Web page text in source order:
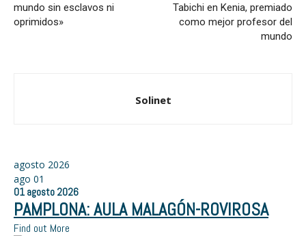
mundo sin esclavos ni
oprimidos»
Tabichi en Kenia, premiado
como mejor profesor del
mundo
Solinet
agosto 2026
ago 01
01 agosto 2026
PAMPLONA: AULA MALAGÓN-ROVIROSA
Find out More